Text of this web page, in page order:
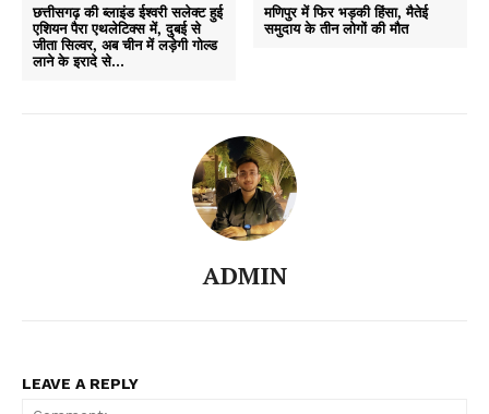
छत्तीसगढ़ की ब्लाइंड ईश्वरी सलेक्ट हुई
एशियन पैरा एथलेटिक्स में, दुबई से
जीता सिल्वर, अब चीन में लड़ेगी गोल्ड
लाने के इरादे से…
मणिपुर में फिर भड़की हिंसा, मैतेई
समुदाय के तीन लोगों की मौत
ADMIN
LEAVE A REPLY